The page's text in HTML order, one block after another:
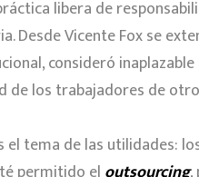
libera de
Desde Vicente Fox se
consideró
de los trabajadores de
tema de las utilidades: